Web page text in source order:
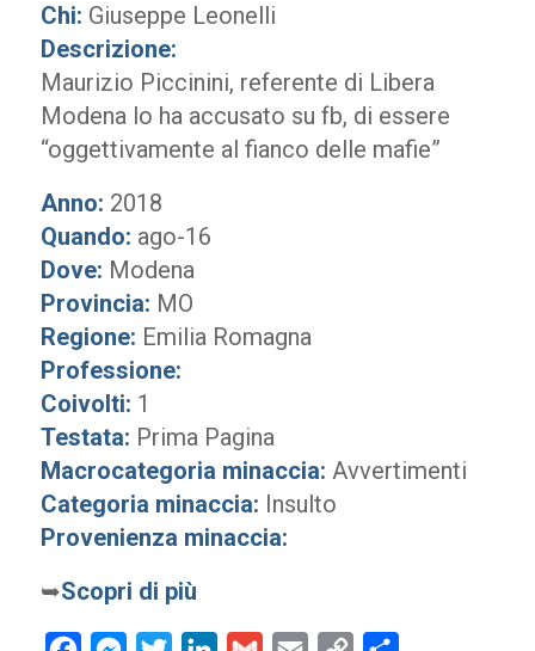
Chi: Giuseppe Leonelli
Descrizione:
Maurizio Piccinini, referente di Libera
Modena lo ha accusato su fb, di essere
“oggettivamente al fianco delle mafie”
Anno: 2018
Quando: ago-16
Dove: Modena
Provincia: MO
Regione: Emilia Romagna
Professione:
Coivolti: 1
Testata: Prima Pagina
Macrocategoria minaccia: Avvertimenti
Categoria minaccia: Insulto
Provenienza minaccia:
➥Scopri di più